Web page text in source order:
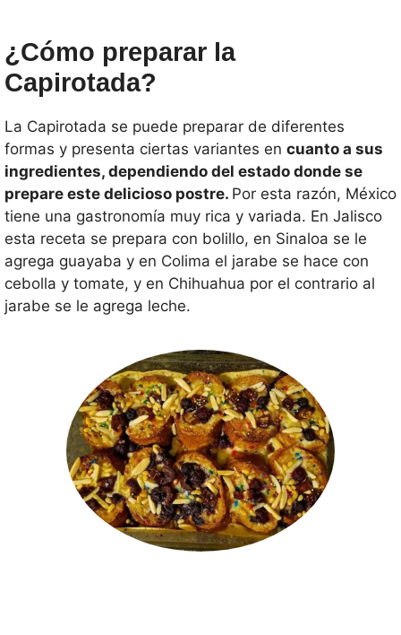
¿Cómo preparar la
Capirotada?
La Capirotada se puede preparar de diferentes
formas y presenta ciertas variantes en cuanto a sus
ingredientes, dependiendo del estado donde se
prepare este delicioso postre. Por esta razón, México
tiene una gastronomía muy rica y variada. En Jalisco
esta receta se prepara con bolillo, en Sinaloa se le
agrega guayaba y en Colima el jarabe se hace con
cebolla y tomate, y en Chihuahua por el contrario al
jarabe se le agrega leche.